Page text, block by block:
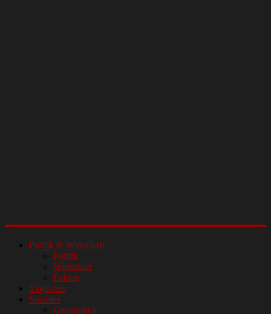
Politik & Wirtschaft
Politik
Wirtschaft
Fakten
Tägliches
Soziales
Gesundheit